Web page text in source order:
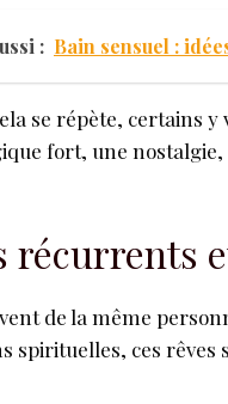
: Bain sensuel :
se répète, certains y
fort, une
récurrents
de la même
spirituelles, ces